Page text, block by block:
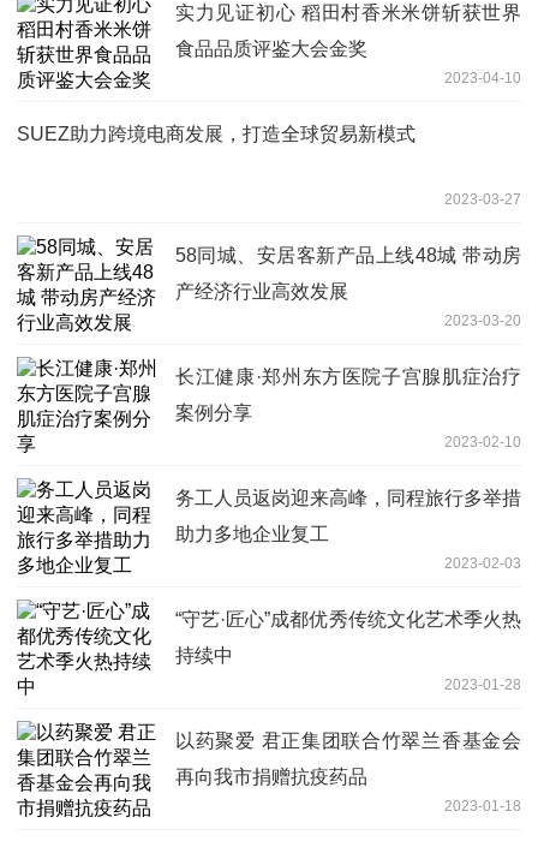
实力见证初心 稻田村香米米饼斩获世界
食品品质评鉴大会金奖
2023-04-10
SUEZ助力跨境电商发展，打造全球贸易新模式
2023-03-27
58同城、安居客新产品上线48城 带动房
产经济行业高效发展
2023-03-20
长江健康·郑州东方医院子宫腺肌症治疗
案例分享
2023-02-10
务工人员返岗迎来高峰，同程旅行多举措
助力多地企业复工
2023-02-03
​“守艺·匠心”成都优秀传统文化艺术季火热
持续中
2023-01-28
以药聚爱 君正集团联合竹翠兰香基金会
再向我市捐赠抗疫药品
2023-01-18